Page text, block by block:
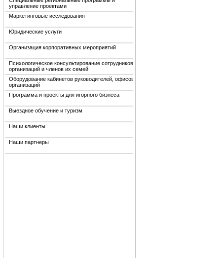
управление проектами
Маркетинговые исследования
Юридические услуги
Организация корпоративных мероприятий
Психологическое консультирование сотрудников
организаций и членов их семей
Оборудование кабинетов руководителей, офисов
организаций
Программа и проекты для игорного бизнеса
Выездное обучение и туризм
Наши клиенты
Наши партнеры